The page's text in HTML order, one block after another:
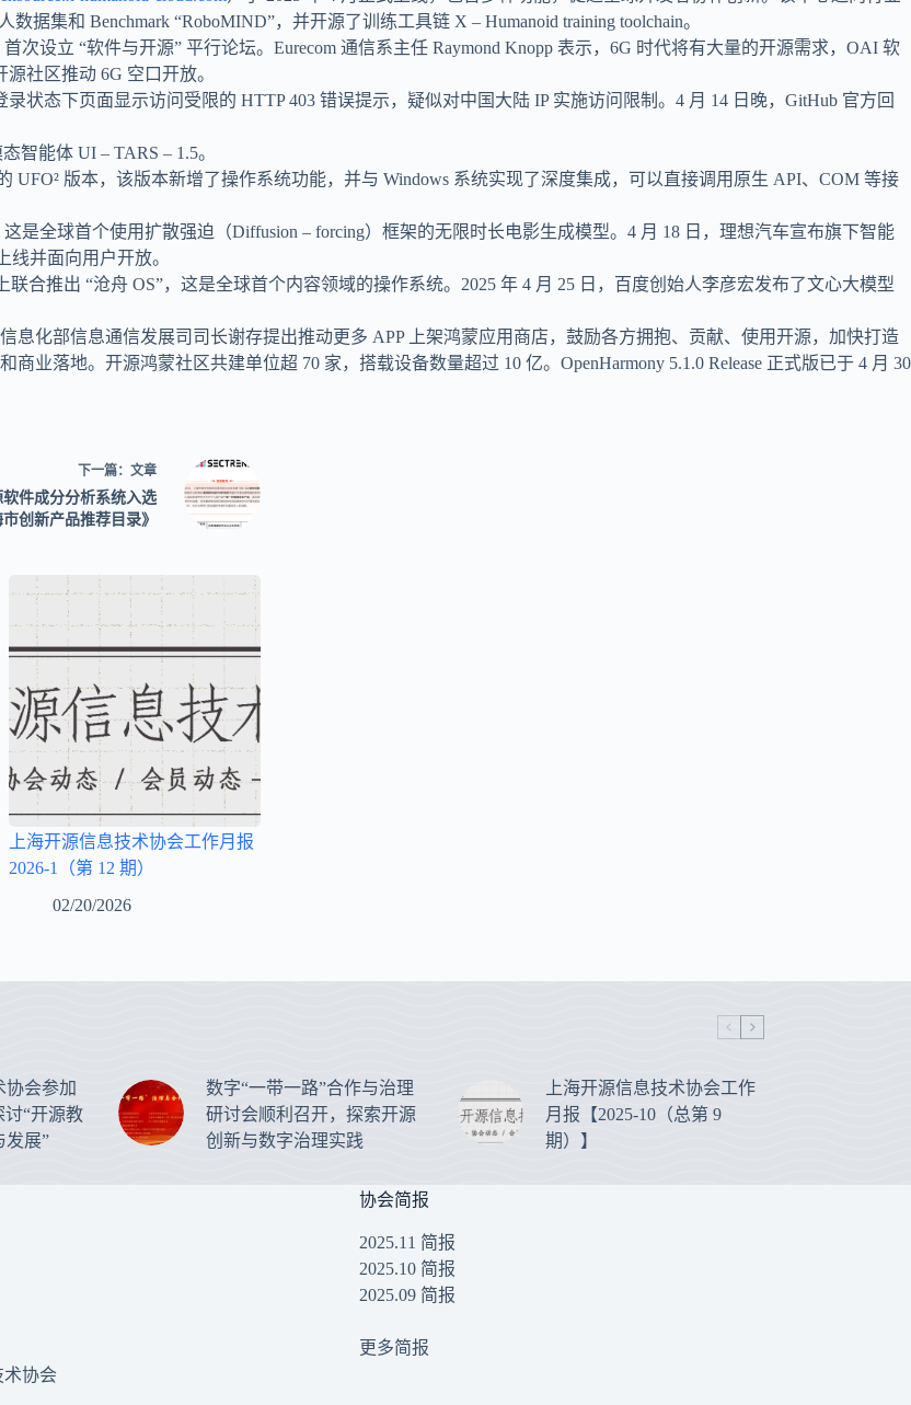
据集和 Benchmark “RoboMIND”，并开源了训练工具链 X – Humanoid training toolchain。
次设立 “软件与开源” 平行论坛。Eurecom 通信系主任 Raymond Knopp 表示，6G 时代将有大量的开源需求，OAI 软
社区推动 6G 空口开放。
状态下页面显示访问受限的 HTTP 403 错误提示，疑似对中国大陆 IP 实施访问限制。4 月 14 日晚，GitHub 官方回
智能体 UI – TARS – 1.5。
UFO² 版本，该版本新增了操作系统功能，并与 Windows 系统实现了深度集成，可以直接调用原生 API、COM 等接
是全球首个使用扩散强迫（Diffusion – forcing）框架的无限时长电影生成模型。4 月 18 日，理想汽车宣布旗下智能
线并面向用户开放。
合推出 “沧舟 OS”，这是全球首个内容领域的操作系统。2025 年 4 月 25 日，百度创始人李彦宏发布了文心大模型
息化部信息通信发展司司长谢存提出推动更多 APP 上架鸿蒙应用商店，鼓励各方拥抱、贡献、使用开源，加快打造
业落地。开源鸿蒙社区共建单位超 70 家，搭载设备数量超过 10 亿。OpenHarmony 5.1.0 Release 正式版已于 4 月 30
下一篇： 文章
件成分分析系统入选
创新产品推荐目录》
上海开源信息技术协会工作月报
2026-1（第 12 期）
02/20/2026
协会参加
讨“开源教
发展”
数字“一带一路”合作与治理
研讨会顺利召开，探索开源
创新与数字治理实践
上海开源信息技术协会工作
月报【2025-10（总第 9
期）】
术协会
协会简报
2025.11 简报
2025.10 简报
2025.09 简报
更多简报